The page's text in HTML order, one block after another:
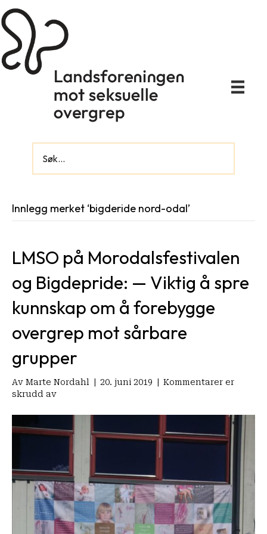
Innlegg merket ‘bigderide nord-odal’
LMSO på Morodalsfestivalen
og Bigdepride: — Viktig å spre
kunnskap om å forebygge
overgrep mot sårbare
grupper
Av Marte Nordahl 20. juni 2019
Kommentarer er
skrudd avfor
på
Morodalsfestivalen
Bigdepride:
—
Viktig
å
spre
kunnskap
om